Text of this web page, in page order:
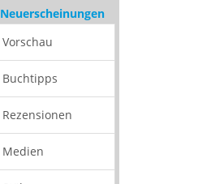
Neuerscheinungen
Vorschau
Buchtipps
Rezensionen
Medien